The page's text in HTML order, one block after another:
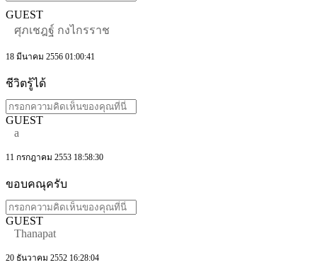
GUEST
ศุภเชฎฐ์ กงไกรราช
18 มีนาคม 2556 01:00:41
ชีวิตรู้ได้
GUEST
a
11 กรกฎาคม 2553 18:58:30
ขอบคณุครับ
GUEST
Thanapat
20 ธันวาคม 2552 16:28:04